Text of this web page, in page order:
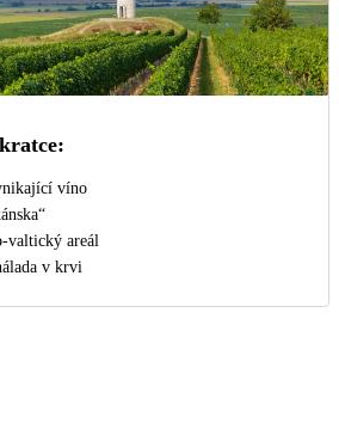
víno
valtický areál
v krvi